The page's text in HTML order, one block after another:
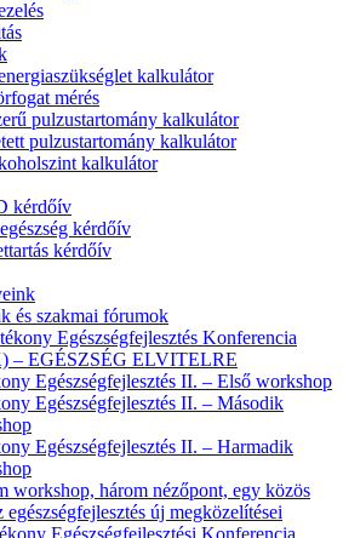
kalkulátor
mérés
pulzustartomány kalkulátor
pulzustartomány kalkulátor
kalkulátor
kérdőív
kérdőív
kérdőív
és szakmai fórumok
Egészségfejlesztés Konferencia
– EGÉSZSÉG ELVITELRE
Egészségfejlesztés II. – Első workshop
Egészségfejlesztés II. – Második
Egészségfejlesztés II. – Harmadik
workshop, három nézőpont, egy közös
egészségfejlesztés új megközelítései
Egészségfejlesztési Konferencia